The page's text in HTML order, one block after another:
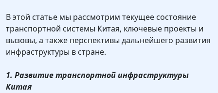
В этой статье мы рассмотрим текущее состояние
транспортной системы Китая, ключевые проекты и
вызовы, а также перспективы дальнейшего развития
инфраструктуры в стране.
1. Развитие транспортной инфраструктуры
Китая